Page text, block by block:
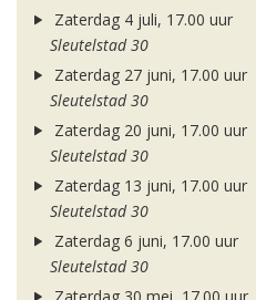
Zaterdag 4 juli, 17.00 uur
Sleutelstad 30
Zaterdag 27 juni, 17.00 uur
Sleutelstad 30
Zaterdag 20 juni, 17.00 uur
Sleutelstad 30
Zaterdag 13 juni, 17.00 uur
Sleutelstad 30
Zaterdag 6 juni, 17.00 uur
Sleutelstad 30